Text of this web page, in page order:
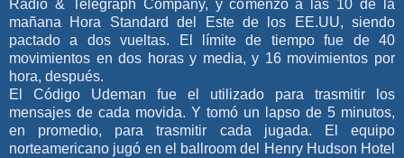
Radio & Telegraph Company, y comenzó a las 10 de la
mañana Hora Standard del Este de los EE.UU, siendo
pactado a dos vueltas. El límite de tiempo fue de 40
movimientos en dos horas y media, y 16 movimientos por
hora, después.
El Código Udeman fue el utilizado para trasmitir los
mensajes de cada movida. Y tomó un lapso de 5 minutos,
en promedio, para trasmitir cada jugada. El equipo
norteamericano jugó en el ballroom del Henry Hudson Hotel